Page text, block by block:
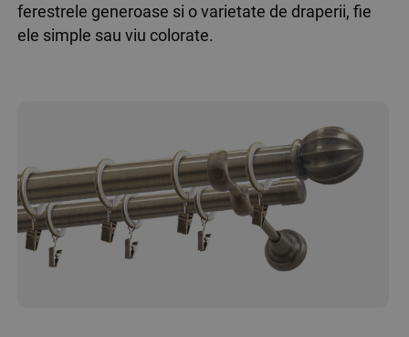
ferestrele generoase si o varietate de draperii, fie
ele simple sau viu colorate.